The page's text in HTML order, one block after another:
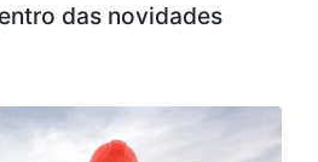
das novidades